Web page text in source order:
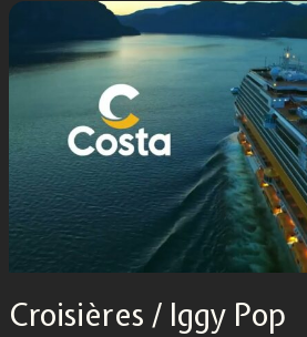
Croisières / Iggy Pop